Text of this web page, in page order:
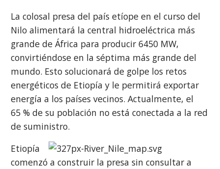
La colosal presa del país etíope en el curso del
Nilo alimentará la central hidroeléctrica más
grande de África para producir 6450 MW,
convirtiéndose en la séptima más grande del
mundo. Esto solucionará de golpe los retos
energéticos de Etiopía y le permitirá exportar
energía a los países vecinos. Actualmente, el
65 % de su población no está conectada a la red
de suministro.
Etiopía
comenzó a construir la presa sin consultar a